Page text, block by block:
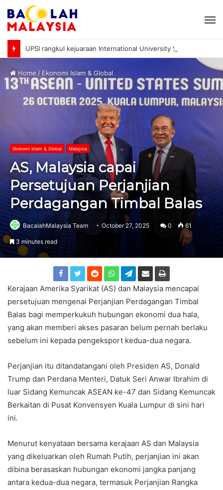
Home / Ekonomi Islam & Global
Ekonomi Islam & Global Malaysia
AS, Malaysia capai
Persetujuan Perjanjian
Perdagangan Timbal Balas
BacalahMalaysia Team October 27, 2025 0 61
3 minutes read
Kerajaan Amerika Syarikat (AS) dan Malaysia mencapai
persetujuan mengenai Perjanjian Perdagangan Timbal
Balas bagi memperkukuh hubungan ekonomi dua hala,
yang akan memberi akses pasaran belum pernah berlaku
sebelum ini kepada pengeksport kedua-dua negara.
Perjanjian itu ditandatangani oleh Presiden AS, Donald
Trump dan Perdana Menteri, Datuk Seri Anwar Ibrahim di
luar Sidang Kemuncak ASEAN ke-47 dan Sidang Kemuncak
Berkaitan di Pusat Konvensyen Kuala Lumpur di sini hari
ini.
Menurut kenyataan bersama kerajaan AS dan Malaysia
yang dikeluarkan oleh Rumah Putih, perjanjian ini akan
dibina berasaskan hubungan ekonomi jangka panjang
antara kedua-dua negara, termasuk Perjanjian Rangka